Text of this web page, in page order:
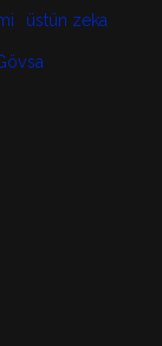
üstün zeka